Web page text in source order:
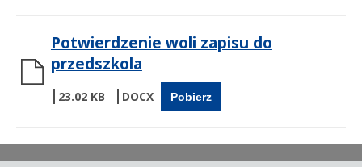
Potwierdzenie woli zapisu do
przedszkola
23.02 KB Pobierz